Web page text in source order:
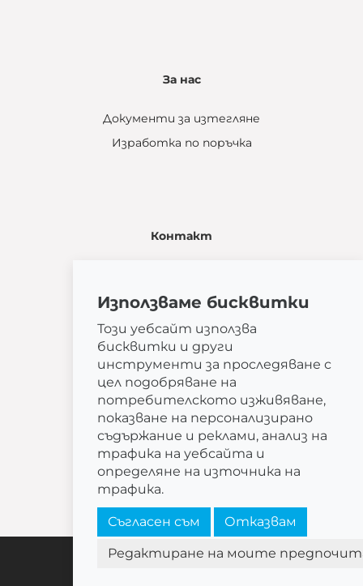
За нас
Документи за изтегляне
Изработка по поръчка
Контакт
(+420) 544 224 338
Допълнителни опции за покупка:
Намерете дилър близо до вас
Или се обадете (+359)0892 237 081.
© 2026 BEMETA
Използваме бисквитки
Този уебсайт използва
бисквитки и други
инструменти за проследяване с
цел подобряване на
потребителското изживяване,
показване на персонализирано
съдържание и реклами, анализ на
трафика на уебсайта и
определяне на източника на
трафика.
Съгласен съм Отказвам
Редактиране на моите